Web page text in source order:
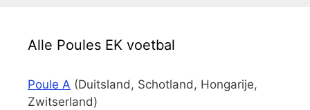
Alle Poules EK voetbal
Poule A (Duitsland, Schotland, Hongarije,
Zwitserland)